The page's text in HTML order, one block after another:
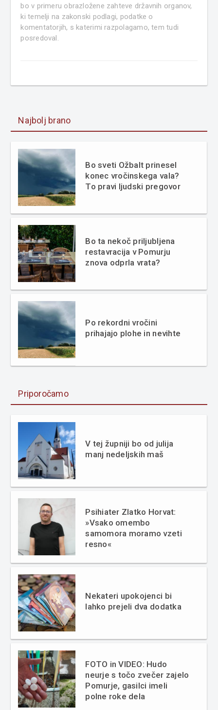
bo v primeru obrazložene zahteve državnih organov,
ki temelji na zakonski podlagi, podatke o
komentatorjih, s katerimi razpolagamo, tem tudi
posredoval.
Najbolj brano
Bo sveti Ožbalt prinesel
konec vročinskega vala?
To pravi ljudski pregovor
Bo ta nekoč priljubljena
restavracija v Pomurju
znova odprla vrata?
Po rekordni vročini
prihajajo plohe in nevihte
Priporočamo
V tej župniji bo od julija
manj nedeljskih maš
Psihiater Zlatko Horvat:
»Vsako omembo
samomora moramo vzeti
resno«
Nekateri upokojenci bi
lahko prejeli dva dodatka
FOTO in VIDEO: Hudo
neurje s točo zvečer zajelo
Pomurje, gasilci imeli
polne roke dela